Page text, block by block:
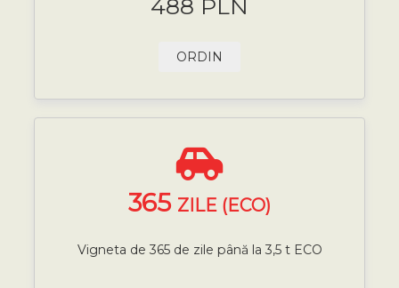
488 PLN
ORDIN
365 ZILE (ECO)
Vigneta de 365 de zile până la 3,5 t ECO